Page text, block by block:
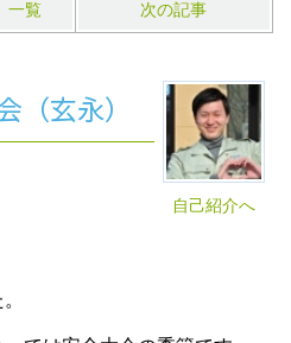
一覧 次の記事
自己紹介へ
玄永）